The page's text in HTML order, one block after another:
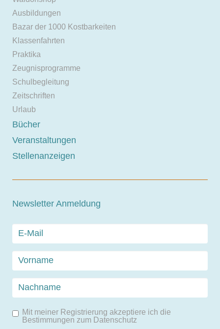
Ausbildungen
Bazar der 1000 Kostbarkeiten
Klassenfahrten
Praktika
Zeugnisprogramme
Schulbegleitung
Zeitschriften
Urlaub
Bücher
Veranstaltungen
Stellenanzeigen
Newsletter Anmeldung
Mit meiner Registrierung akzeptiere ich die
Bestimmungen zum Datenschutz